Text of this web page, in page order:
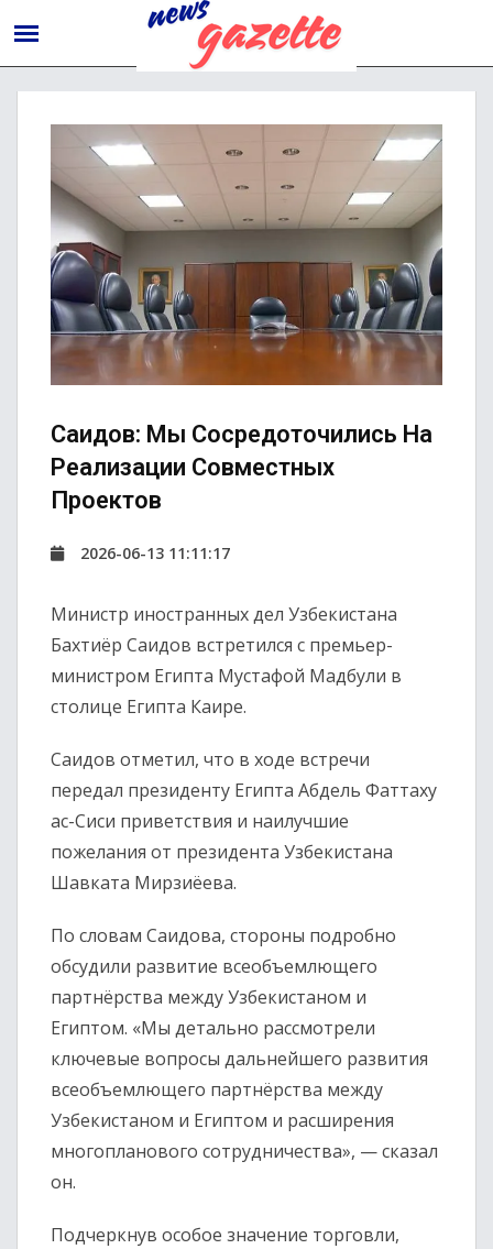
Саидов: Мы Сосредоточились На
Реализации Совместных
Проектов
2026-06-13 11:11:17
Министр иностранных дел Узбекистана
Бахтиёр Саидов встретился с премьер-
министром Египта Мустафой Мадбули в
столице Египта Каире.
Саидов отметил, что в ходе встречи
передал президенту Египта Абдель Фаттаху
ас-Сиси приветствия и наилучшие
пожелания от президента Узбекистана
Шавката Мирзиёева.
По словам Саидова, стороны подробно
обсудили развитие всеобъемлющего
партнёрства между Узбекистаном и
Египтом. «Мы детально рассмотрели
ключевые вопросы дальнейшего развития
всеобъемлющего партнёрства между
Узбекистаном и Египтом и расширения
многопланового сотрудничества», — сказал
он.
Подчеркнув особое значение торговли,